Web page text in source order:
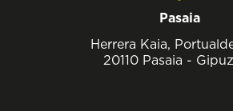
Pasaia
Herrera Kaia,
20110 Pasaia -